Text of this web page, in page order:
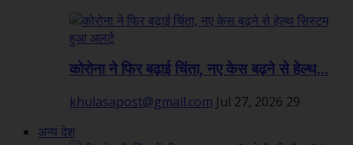
कोरोना ने फिर बढ़ाई चिंता, नए केस बढ़ने से हेल्थ...
khulasapost@gmail.com Jul 27, 2026 29
अन्य देश